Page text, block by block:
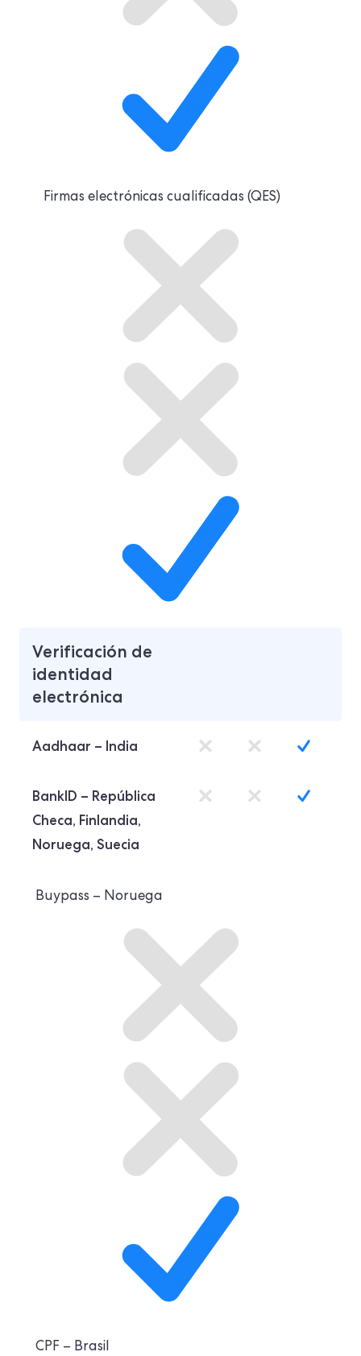
Firmas electrónicas cualificadas (QES)
Verificación de
identidad
electrónica
Aadhaar – India
BankID – República
Checa, Finlandia,
Noruega, Suecia
Buypass – Noruega
CPF – Brasil